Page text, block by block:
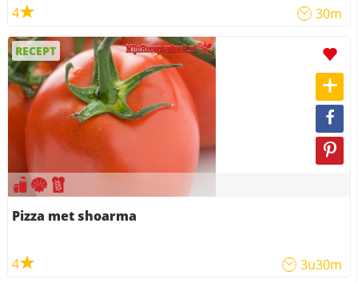
4 30m
RECEPT
Pizza met shoarma
4 3u30m